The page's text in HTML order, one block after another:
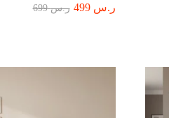
تم
ر.س 499 ر.س699